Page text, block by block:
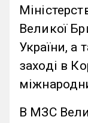
Великої
України, а
заході в
В МЗС